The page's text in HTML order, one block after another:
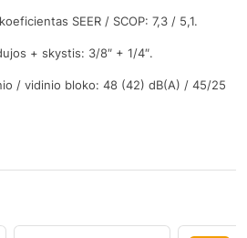
SEER / SCOP: 7,3 / 5,1.
+ skystis: 3/8″ + 1/4″.
/ vidinio bloko: 48 (42) dB(A) / 45/25